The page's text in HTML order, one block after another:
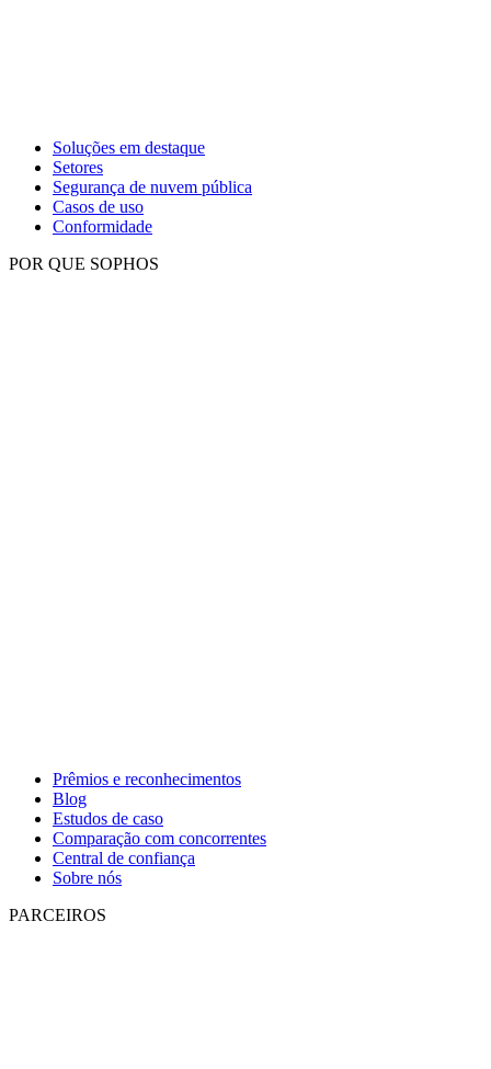
Soluções em destaque
Setores
Segurança de nuvem pública
Casos de uso
Conformidade
POR QUE SOPHOS
Prêmios e reconhecimentos
Blog
Estudos de caso
Comparação com concorrentes
Central de confiança
Sobre nós
PARCEIROS